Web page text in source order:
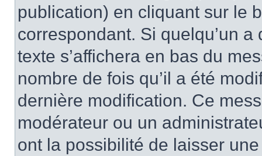
publication) en cliquant sur le
correspondant. Si quelqu’un
texte s’affichera en bas du
nombre de fois qu’il a été
dernière modification. Ce
modérateur ou un
ont la possibilité de laisser